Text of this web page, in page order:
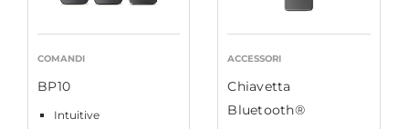
COMANDI
BP10
Intuitive
ACCESSORI
Chiavetta
Bluetooth®